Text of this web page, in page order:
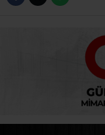
Cumhuriyet Halk
Kolları Başkanı Arzu
binasında partili
buluşma